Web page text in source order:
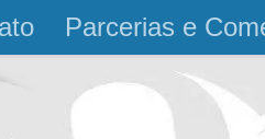
Parcerias e